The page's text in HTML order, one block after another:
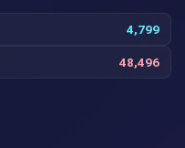
4,799
48,496